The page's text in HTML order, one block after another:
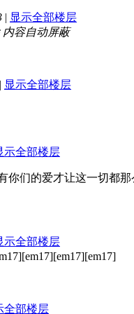
| 显示全部楼层
容自动屏蔽
| 显示全部楼层
示全部楼层
你们的爱才让这一切都
示全部楼层
全部楼层